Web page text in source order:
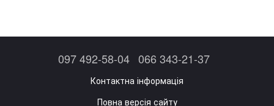
097 492-58-04 066 343-21-37
Контактна інформація
Повна версія сайту